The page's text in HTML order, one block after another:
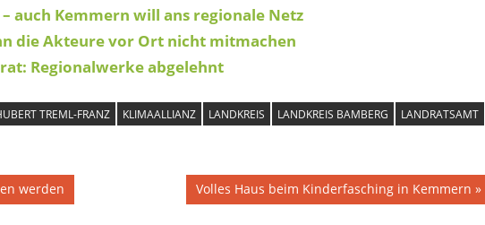
auch Kemmern will ans regionale Netz
die Akteure vor Ort nicht mitmachen
Regionalwerke abgelehnt
TREML-FRANZ KLIMAALLIANZ LANDKREIS LANDKREIS BAMBERG
LANDRATSAMT
werden
Nächster
Beitrag:
Volles Haus beim Kinderfasching in Kemmern